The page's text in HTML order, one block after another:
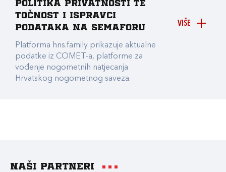
VIŠE
Politika privatnosti te
točnost i ispravci
podataka na Semaforu
Platforma hns.family prikazuje aktualne
podatke iz COMET-a, platforme za
vođenje nogometnih natjecanja
Hrvatskog nogometnog saveza.
Naši partneri